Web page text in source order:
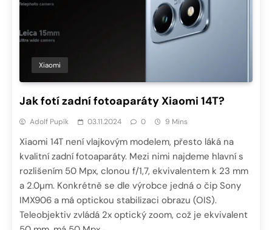
Xiaomi
Jak fotí zadní fotoaparáty Xiaomi 14T?
Adolf Pupík 03.11.2024 0 9 Mins
Xiaomi 14T není vlajkovým modelem, přesto láká na
kvalitní zadní fotoaparáty. Mezi nimi najdeme hlavní s
rozlišením 50 Mpx, clonou f/1,7, ekvivalentem k 23 mm
a 2.0µm. Konkrétně se dle výrobce jedná o čip Sony
IMX906 a má optickou stabilizaci obrazu (OIS).
Teleobjektiv zvládá 2x optický zoom, což je ekvivalent